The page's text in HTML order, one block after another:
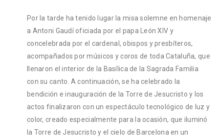
Por la tarde ha tenido lugar la misa solemne en homenaje
a Antoni Gaudí oficiada por el papa León XIV y
concelebrada por el cardenal, obispos y presbíteros,
acompañados por músicos y coros de toda Cataluña, que
llenaron el interior de la Basílica de la Sagrada Familia
con su canto. A continuación, se ha celebrado la
bendición e inauguración de la Torre de Jesucristo y los
actos finalizaron con un espectáculo tecnológico de luz y
color, creado especialmente para la ocasión, que iluminó
la Torre de Jesucristo y el cielo de Barcelona en un